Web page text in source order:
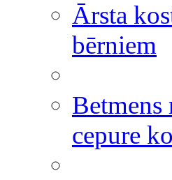
Ārsta
bērniem
Betmens
cepure